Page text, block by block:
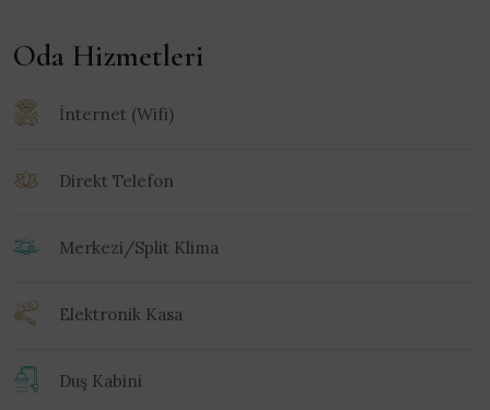
Oda Hizmetleri
İnternet (Wifi)
Direkt Telefon
Merkezi/Split Klima
Elektronik Kasa
Duş Kabini